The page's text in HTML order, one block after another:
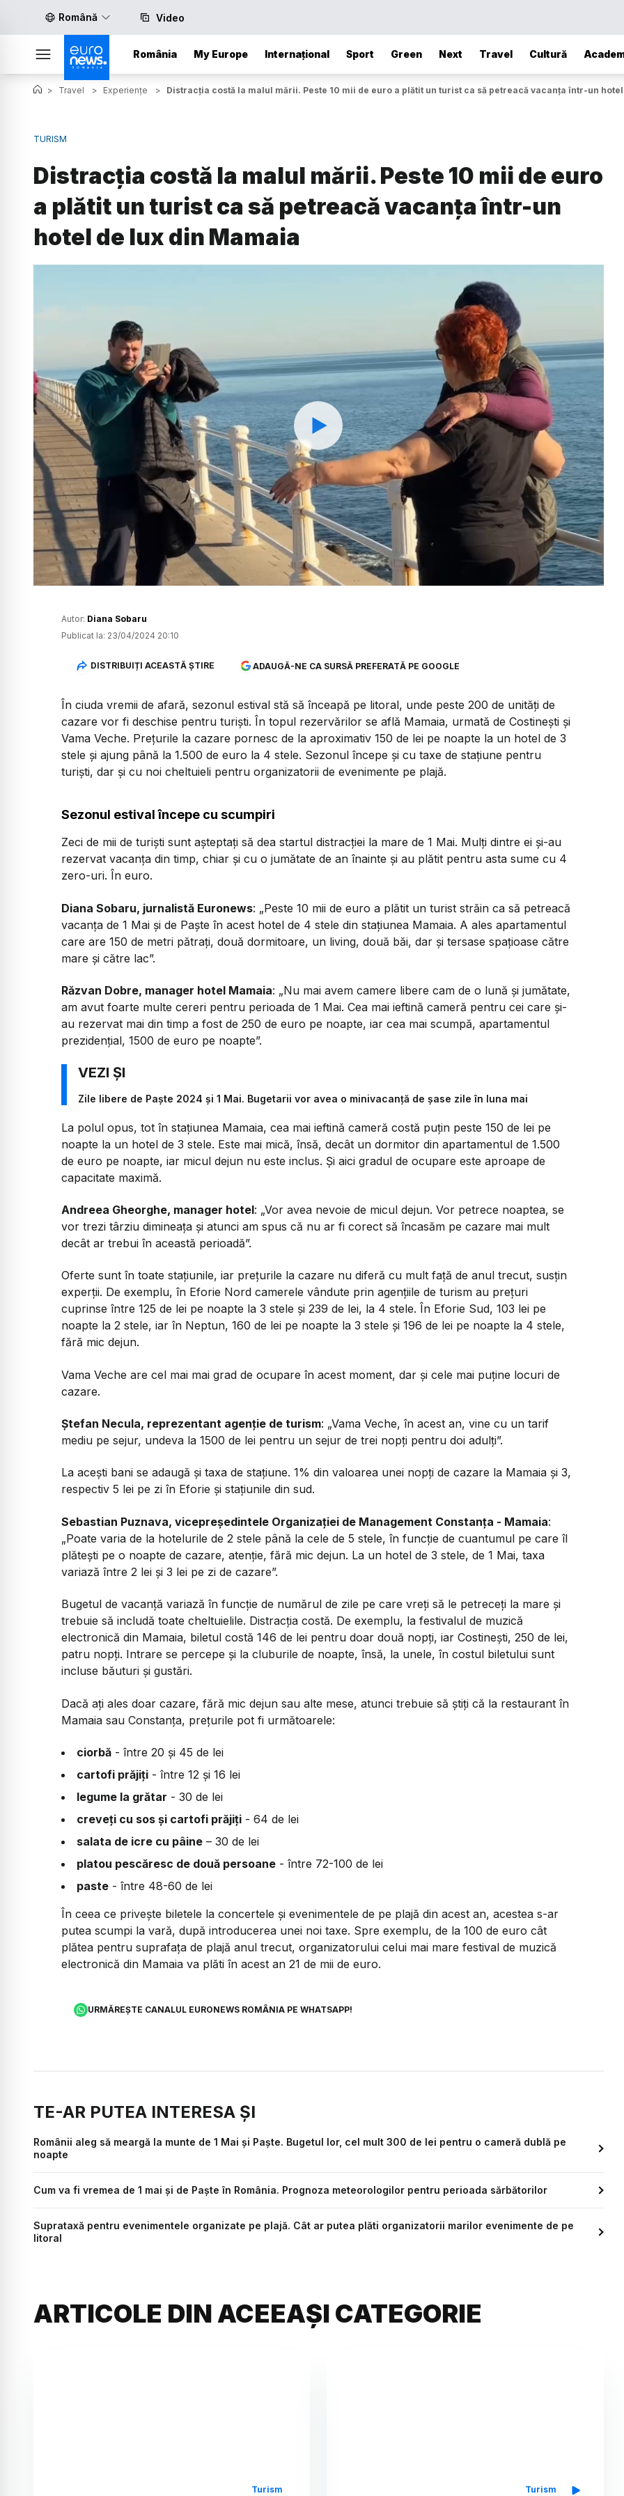
Română Video
România My Europe Internațional Sport Green Next Travel Cultură
> Travel > Experiențe > Distracția costă la malul mării. Peste 10 mii de euro a plătit un turist ca să petreacă vacanța într-un
TURISM
Distracția costă la malul mării. Peste 10 mii de euro
a plătit un turist ca să petreacă vacanța într-un
hotel de lux din Mamaia
Watch
Autor: Diana Sobaru
Publicat la: 23/04/2024 20:10
DISTRIBUIȚI ACEASTĂ ȘTIRE ADAUGĂ-NE CA SURSĂ PREFERATĂ PE GOOGLE
În ciuda vremii de afară, sezonul estival stă să înceapă pe litoral, unde peste 200 de unități de
cazare vor fi deschise pentru turiști. În topul rezervărilor se află Mamaia, urmată de Costinești și
Vama Veche. Prețurile la cazare pornesc de la aproximativ 150 de lei pe noapte la un hotel de 3
stele și ajung până la 1.500 de euro la 4 stele. Sezonul începe și cu taxe de stațiune pentru
turiști, dar și cu noi cheltuieli pentru organizatorii de evenimente pe plajă.
Sezonul estival începe cu scumpiri
Zeci de mii de turiști sunt așteptați să dea startul distracției la mare de 1 Mai. Mulți dintre ei și-au
rezervat vacanța din timp, chiar și cu o jumătate de an înainte și au plătit pentru asta sume cu 4
zero-uri. În euro.
Diana Sobaru, jurnalistă Euronews: „Peste 10 mii de euro a plătit un turist străin ca să petreacă
vacanța de 1 Mai și de Paște în acest hotel de 4 stele din stațiunea Mamaia. A ales apartamentul
care are 150 de metri pătrați, două dormitoare, un living, două băi, dar și tersase spațioase către
mare și către lac”.
Răzvan Dobre, manager hotel Mamaia: „Nu mai avem camere libere cam de o lună și jumătate,
am avut foarte multe cereri pentru perioada de 1 Mai. Cea mai ieftină cameră pentru cei care și-
au rezervat mai din timp a fost de 250 de euro pe noapte, iar cea mai scumpă, apartamentul
prezidențial, 1500 de euro pe noapte”.
Zile libere de Paște 2024 și 1 Mai. Bugetarii vor avea o minivacanță de șase zile în luna mai
La polul opus, tot în stațiunea Mamaia, cea mai ieftină cameră costă puțin peste 150 de lei pe
noapte la un hotel de 3 stele. Este mai mică, însă, decât un dormitor din apartamentul de 1.500
de euro pe noapte, iar micul dejun nu este inclus. Și aici gradul de ocupare este aproape de
capacitate maximă.
Andreea Gheorghe, manager hotel: „Vor avea nevoie de micul dejun. Vor petrece noaptea, se
vor trezi târziu dimineața și atunci am spus că nu ar fi corect să încasăm pe cazare mai mult
decât ar trebui în această perioadă”.
Oferte sunt în toate stațiunile, iar prețurile la cazare nu diferă cu mult față de anul trecut, susțin
experții. De exemplu, în Eforie Nord camerele vândute prin agențiile de turism au prețuri
cuprinse între 125 de lei pe noapte la 3 stele și 239 de lei, la 4 stele. În Eforie Sud, 103 lei pe
noapte la 2 stele, iar în Neptun, 160 de lei pe noapte la 3 stele și 196 de lei pe noapte la 4 stele,
fără mic dejun.
Vama Veche are cel mai mai grad de ocupare în acest moment, dar și cele mai puține locuri de
cazare.
Ștefan Necula, reprezentant agenție de turism: „Vama Veche, în acest an, vine cu un tarif
mediu pe sejur, undeva la 1500 de lei pentru un sejur de trei nopți pentru doi adulți”.
La acești bani se adaugă și taxa de stațiune. 1% din valoarea unei nopți de cazare la Mamaia și 3,
respectiv 5 lei pe zi în Eforie și stațiunile din sud.
Sebastian Puznava, vicepreședintele Organizației de Management Constanța - Mamaia:
„Poate varia de la hotelurile de 2 stele până la cele de 5 stele, în funcție de cuantumul pe care îl
plătești pe o noapte de cazare, atenție, fără mic dejun. La un hotel de 3 stele, de 1 Mai, taxa
variază între 2 lei și 3 lei pe zi de cazare”.
Bugetul de vacanță variază în funcție de numărul de zile pe care vreți să le petreceți la mare și
trebuie să includă toate cheltuielile. Distracția costă. De exemplu, la festivalul de muzică
electronică din Mamaia, biletul costă 146 de lei pentru doar două nopți, iar Costinești, 250 de lei,
patru nopți. Intrare se percepe și la cluburile de noapte, însă, la unele, în costul biletului sunt
incluse băuturi și gustări.
Dacă ați ales doar cazare, fără mic dejun sau alte mese, atunci trebuie să știți că la restaurant în
Mamaia sau Constanța, prețurile pot fi următoarele:
ciorbă - între 20 și 45 de lei
cartofi prăjiți - între 12 și 16 lei
legume la grătar - 30 de lei
creveți cu sos și cartofi prăjiți - 64 de lei
salata de icre cu pâine – 30 de lei
platou pescăresc de două persoane - între 72-100 de lei
paste - între 48-60 de lei
În ceea ce privește biletele la concertele și evenimentele de pe plajă din acest an, acestea s-ar
putea scumpi la vară, după introducerea unei noi taxe. Spre exemplu, de la 100 de euro cât
plătea pentru suprafața de plajă anul trecut, organizatorului celui mai mare festival de muzică
electronică din Mamaia va plăti în acest an 21 de mii de euro.
URMĂREȘTE CANALUL EURONEWS ROMÂNIA PE WHATSAPP!
TE-AR PUTEA INTERESA ȘI
Românii aleg să meargă la munte de 1 Mai și Paște. Bugetul lor, cel mult 300 de lei pentru o cameră dublă pe
noapte
Cum va fi vremea de 1 mai și de Paște în România. Prognoza meteorologilor pentru perioada sărbătorilor
Suprataxă pentru evenimentele organizate pe plajă. Cât ar putea plăti organizatorii marilor evenimente de pe
litoral
ARTICOLE DIN ACEEAȘI CATEGORIE
Turism Turism